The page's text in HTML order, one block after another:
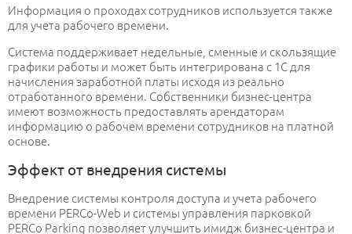
Информация о проходах сотрудников используется также
для учета рабочего времени.
Система поддерживает недельные, сменные и скользящие
графики работы и может быть интегрирована с 1С для
начисления заработной платы исходя из реально
отработанного времени. Собственники бизнес-центра
имеют возможность предоставлять арендаторам
информацию о рабочем времени сотрудников на платной
основе.
Эффект от внедрения системы
Внедрение системы контроля доступа и учета рабочего
времени PERCo-Web и системы управления парковкой
PERCo Parking позволяет улучшить имидж бизнес-центра и